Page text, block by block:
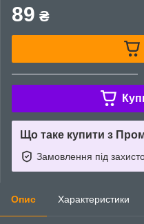
89 ₴
Що таке купити з
Замовлення під
Опис Характеристики